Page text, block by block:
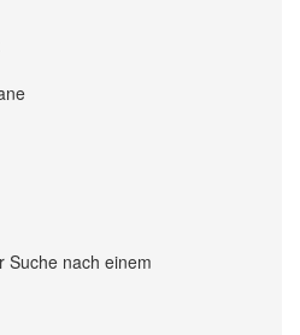
Suche nach einem